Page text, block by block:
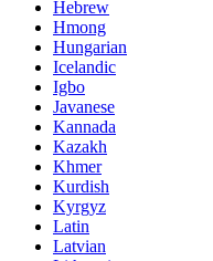
Hebrew
Hmong
Hungarian
Icelandic
Igbo
Javanese
Kannada
Kazakh
Khmer
Kurdish
Kyrgyz
Latin
Latvian